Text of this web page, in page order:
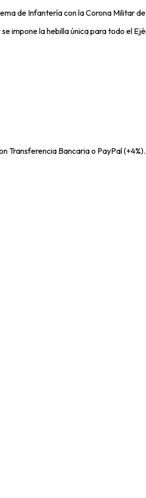
de Infantería con la Corona Militar
impone la hebilla única para todo el
Bancaria o PayPal